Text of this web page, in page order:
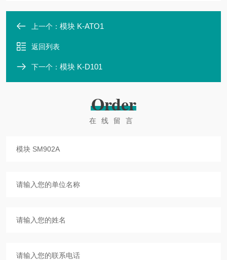
上一个： 模块 K-ATO1
返回列表
下一个： 模块 K-D101
Order
在线留言